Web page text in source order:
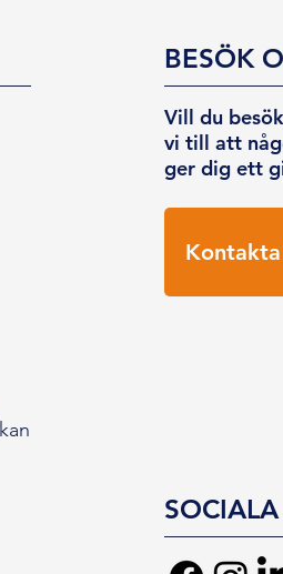
BESÖK
Vill du
vi till att
ger dig ett
Kontakta